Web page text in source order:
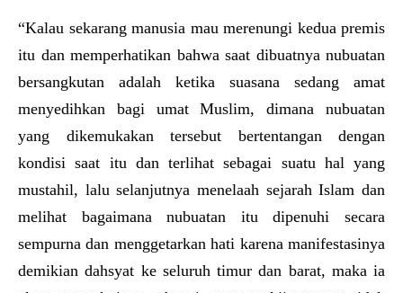
“Kalau sekarang manusia mau merenungi kedua premis
itu dan memperhatikan bahwa saat dibuatnya nubuatan
bersangkutan adalah ketika suasana sedang amat
menyedihkan bagi umat Muslim, dimana nubuatan
yang dikemukakan tersebut bertentangan dengan
kondisi saat itu dan terlihat sebagai suatu hal yang
mustahil, lalu selanjutnya menelaah sejarah Islam dan
melihat bagaimana nubuatan itu dipenuhi secara
sempurna dan menggetarkan hati karena manifestasinya
demikian dahsyat ke seluruh timur dan barat, maka ia